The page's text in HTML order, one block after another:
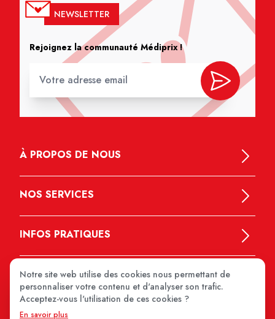
NEWSLETTER
Rejoignez la communauté Médiprix !
À PROPOS DE NOUS
NOS SERVICES
INFOS PRATIQUES
Notre site web utilise des cookies nous permettant de
personnaliser votre contenu et d'analyser son trafic.
Acceptez-vous l'utilisation de ces cookies ?
En savoir plus